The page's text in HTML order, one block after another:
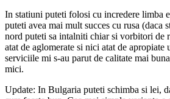
In statiuni puteti folosi cu incredere limba
puteti avea mai mult succes cu rusa
nord puteti sa intalniti chiar si vorbitori de
atat de aglomerate si nici atat de apropiate
serviciile mi s-au parut de calitate mai
mici.
Update: In Bulgaria puteti schimba si lei,